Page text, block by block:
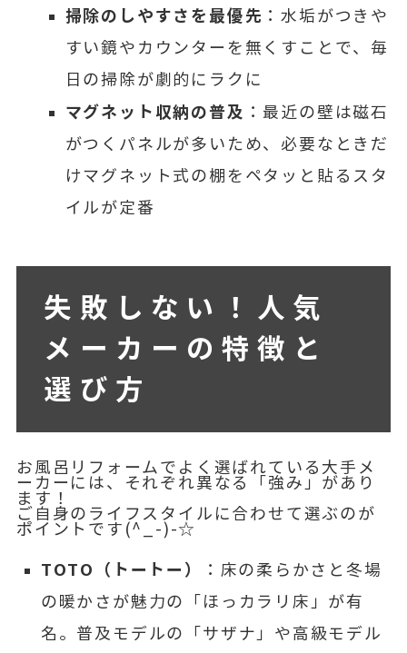
掃除のしやすさを最優先 ：水垢がつきや
すい鏡やカウンターを無くすことで、毎
日の掃除が劇的にラクに
マグネット収納の普及 ：最近の壁は磁石
がつくパネルが多いため、必要なときだ
けマグネット式の棚をペタッと貼るスタ
イルが定番
失敗しない！人気
メーカーの特徴と
選び方
お風呂リフォームでよく選ばれている大手メ
ーカーには、それぞれ異なる「強み」があり
ます！
ご自身のライフスタイルに合わせて選ぶのが
ポイントです(^_-)-☆
TOTO（トートー）
：床の柔らかさと冬場
の暖かさが魅力の「ほっカラリ床」が有
名。普及モデルの「サザナ」や高級モデル